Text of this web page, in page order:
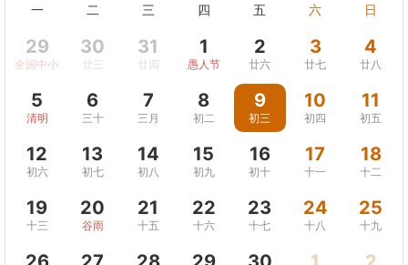
一 二 三 四 五 六 日
29
全国中小学生安全教育日
30
廿三
31
廿四
1
愚人节
2
廿六
3
廿七
4
廿八
5
清明
6
三十
7
三月
8
初二
9
初三
10
初四
11
初五
12
初六
13
初七
14
初八
15
初九
16
初十
17
十一
18
十二
19
十三
20
谷雨
21
十五
22
十六
23
十七
24
十八
25
十九